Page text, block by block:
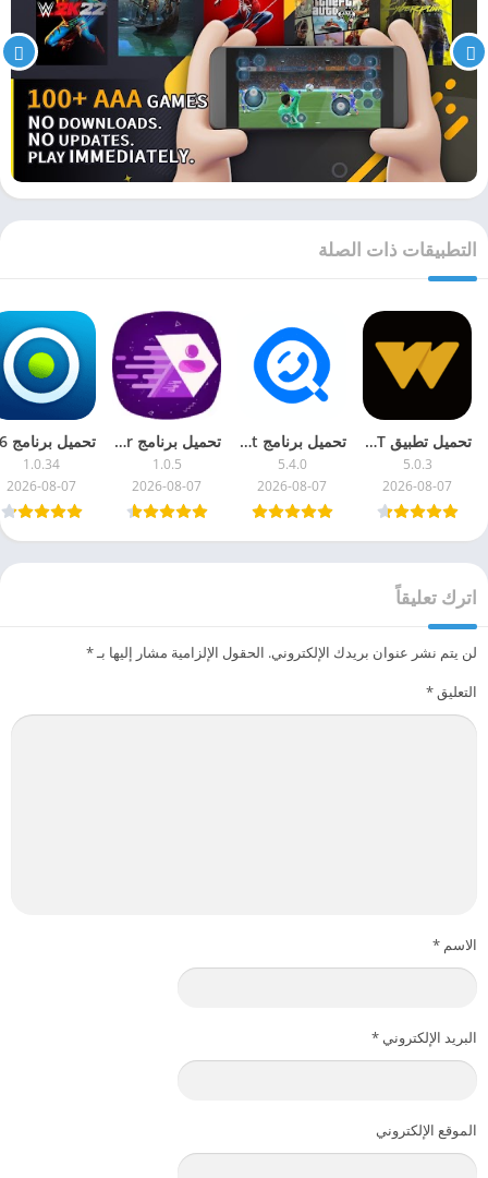
التطبيقات ذات الصلة
تحميل تطبيق WATCH IT مهكر 2026 للاندرويد وللايفون
5.0.3
2026-08-07
تحميل برنامج Getcontact مهكر للاندرويد [مدفوع]
5.4.0
2026-08-07
تحميل برنامج FiraFollower مهكر 2026 [لا حدود من المتابعين]
1.0.5
2026-08-07
1.0.34
2026-08-07
اترك تعليقاً
لن يتم نشر عنوان بريدك الإلكتروني. الحقول الإلزامية مشار إليها بـ*
التعليق*
الاسم *
البريد الإلكتروني *
الموقع الإلكتروني